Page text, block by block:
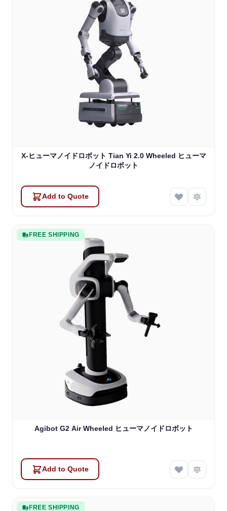
X-ヒューマノイドロボット Tian Yi 2.0 Wheeled ヒューマ
ノイドロボット
Add to Quote
FREE SHIPPING
Agibot G2 Air Wheeled ヒューマノイドロボット
Add to Quote
FREE SHIPPING